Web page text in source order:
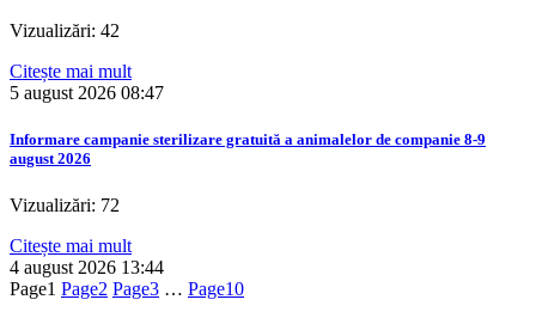
Vizualizări: 42
Citește mai mult
5 august 2026 08:47
Informare campanie sterilizare gratuită a animalelor de companie 8-9
august 2026
Vizualizări: 72
Citește mai mult
4 august 2026 13:44
Page1 Page2 Page3 … Page10